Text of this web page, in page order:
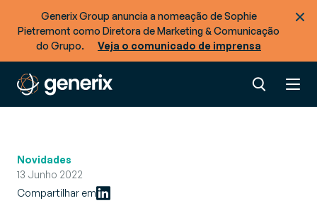
Generix Group anuncia a nomeação de Sophie
Pietremont como Diretora de Marketing & Comunicação
do Grupo.
Veja o comunicado de imprensa
Novidades
13 Junho 2022
Compartilhar em